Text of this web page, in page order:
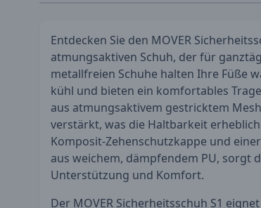
Entdecken Sie den MOVER
atmungsaktiven Schuh, der für
metallfreien Schuhe halten Ihre Füße
kühl und bieten ein komfortables
aus atmungsaktivem gestricktem
verstärkt, was die Haltbarkeit
Komposit-Zehenschutzkappe und
aus weichem, dämpfendem PU, sorgt
Unterstützung und Komfort.
Der MOVER Sicherheitsschuh S1